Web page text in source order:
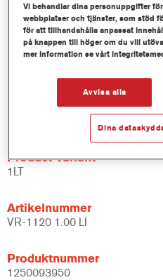
Produktfunktioner
Erbjuder enkel, mångsidig
God polerbarhet.
Utmärkt vertikal stabilitet.
Kan appliceras över Cromax
aktiverade Centari-baslacker.
Product Variant
1LT
Artikelnummer
VR-1120 1.00 LI
Produktnummer
1250093950
Vi behandlar dina personuppgifter
webbplatser och tjänster, som stöd
för att tillhandahålla anpassat
på knappen till höger om du vill
mer information se vårt
Avvisa alla
Dina